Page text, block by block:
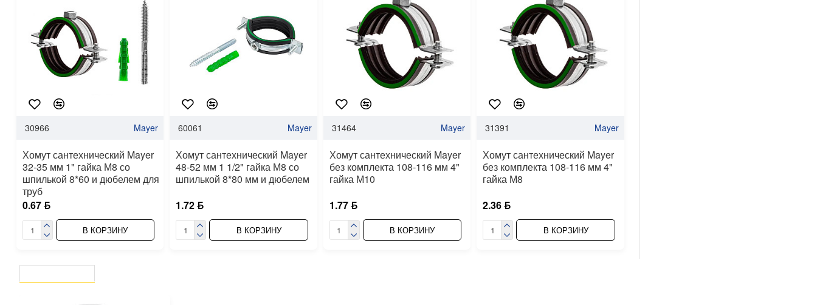
30966 Mayer
Хомут сантехнический Mayer
32-35 мм 1" гайка М8 со
шпилькой 8*60 и дюбелем для
труб
0.67 ƃ
В КОРЗИНУ
60061 Mayer
Хомут сантехнический Mayer
48-52 мм 1 1/2" гайка М8 со
шпилькой 8*80 мм и дюбелем
1.72 ƃ
В КОРЗИНУ
31464 Mayer
Хомут сантехнический Mayer
без комплекта 108-116 мм 4"
гайка М10
1.77 ƃ
В КОРЗИНУ
31391 Mayer
Хомут сантехнический Mayer
без комплекта 108-116 мм 4"
гайка М8
2.36 ƃ
В КОРЗИНУ